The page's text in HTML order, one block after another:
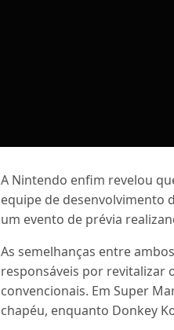
A Nintendo enfim revelou
equipe de desenvolvimento
um evento de prévia
As semelhanças entre
responsáveis por revitalizar
convencionais. Em Super
chapéu, enquanto Donkey